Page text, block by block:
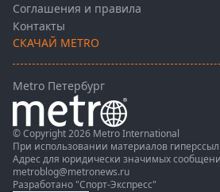
Соглашения и правила
Контакты
СКАЧАЙ METRO
Metro Петербург
© Copyright 2026 Metro International
При использовании материалов
Адрес для юридически значимых
metroblog@metronews.ru
Разработано "Спорт-Экспресс"